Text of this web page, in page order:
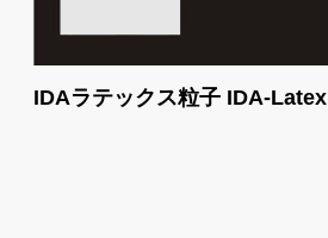
IDAラテックス粒子 IDA-Latex